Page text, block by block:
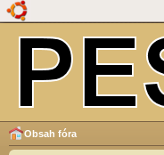
Obsah fóra